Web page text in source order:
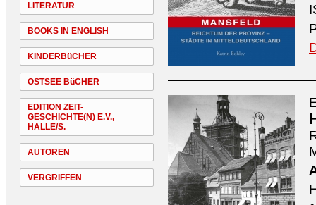
LITERATUR
BOOKS IN ENGLISH
KINDERBüCHER
OSTSEE BüCHER
EDITION ZEIT-
GESCHICHTE(N) E.V.,
HALLE/S.
AUTOREN
VERGRIFFEN